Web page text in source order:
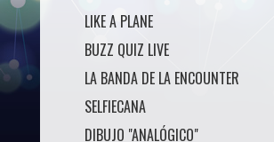
LIKE A PLANE
BUZZ QUIZ LIVE
LA BANDA DE LA ENCOUNTER
SELFIECANA
DIBUJO "ANALÓGICO"